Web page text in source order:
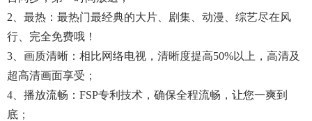
2、最热：最热门最经典的大片、剧集、动漫、综艺尽在风
行、完全免费哦！
3、画质清晰：相比网络电视，清晰度提高50%以上，高清及
超高清画面享受；
4、播放流畅：FSP专利技术，确保全程流畅，让您一爽到
底；